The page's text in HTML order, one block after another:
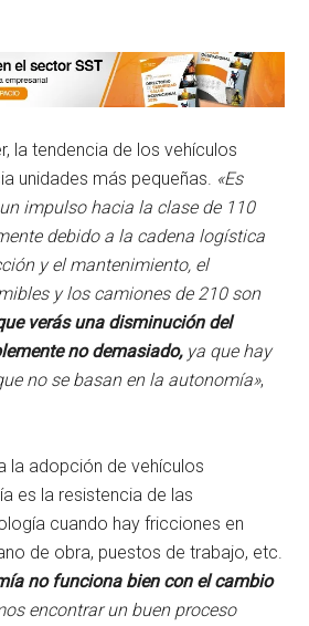
la tendencia de los vehículos
unidades más pequeñas. «Es
impulso hacia la clase de 110
debido a la cadena logística
y el mantenimiento, el
y los camiones de 210 son
verás una disminución del
no demasiado,ya que hay
no se basan en la autonomía»,
la adopción de vehículos
es la resistencia de las
cuando hay fricciones en
de obra, puestos de trabajo, etc.
no funciona bien con el cambio
encontrar un buen proceso